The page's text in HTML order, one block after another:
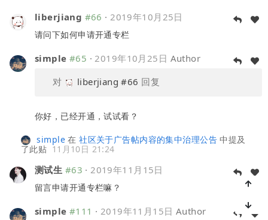
liberjiang #66 ·2019年10月25日
请问下如何申请开通专栏
simple #65 ·2019年10月25日 Author
对
liberjiang #66 回复
你好，已经开通，试试看？
simple在社区关于广告帖内容的集中治理公告 中提及
了此贴 11月10日 21:24
测试生 #63 ·2019年11月15日
留言申请开通专栏嘛？
simple #111 · 2019年11月15日 Author